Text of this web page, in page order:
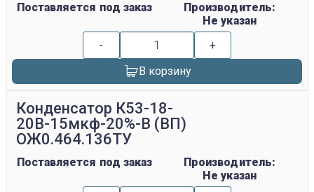
Поставляется под заказ
Производитель:
Не указан
-
+
В корзину
Конденсатор К53-18-
20В-15мкф-20%-В (ВП)
ОЖ0.464.136ТУ
Поставляется под заказ
Производитель:
Не указан